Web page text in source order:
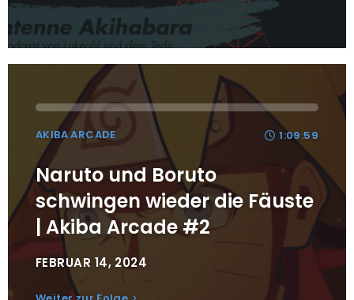
AKIBA ARCADE 1:09:59
Naruto und Boruto
schwingen wieder die Fäuste
| Akiba Arcade #2
FEBRUAR 14, 2024